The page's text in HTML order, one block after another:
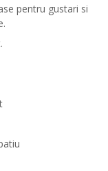
pentru gustari si